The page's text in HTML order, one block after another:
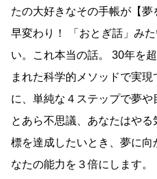
たの大好きなその手帳が【
早変わり！ 「おとぎ話」み
い。これ本当の話。 30年を
まれた科学的メソッドで実
に、単純な４ステップで夢
とあら不思議、あなたはや
標を達成したいとき、夢に
なたの能力を３倍にします